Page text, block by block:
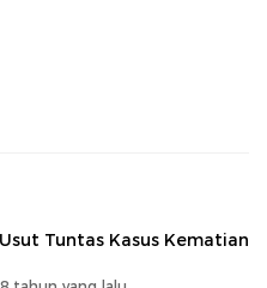
Tuntas Kasus Kematian